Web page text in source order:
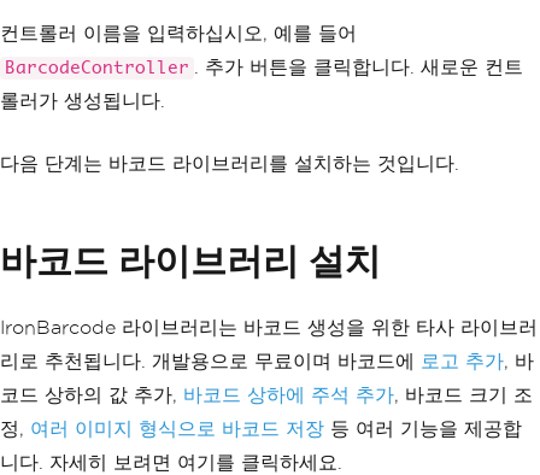
컨트롤러 이름을 입력하십시오, 예를 들어
BarcodeController . 추가 버튼을 클릭합니다. 새로운 컨트
롤러가 생성됩니다.
다음 단계는 바코드 라이브러리를 설치하는 것입니다.
바코드 라이브러리 설치
IronBarcode 라이브러리는 바코드 생성을 위한 타사 라이브러
리로 추천됩니다. 개발용으로 무료이며 바코드에 로고 추가, 바
코드 상하의 값 추가, 바코드 상하에 주석 추가, 바코드 크기 조
정, 여러 이미지 형식으로 바코드 저장 등 여러 기능을 제공합
니다. 자세히 보려면 여기를 클릭하세요.